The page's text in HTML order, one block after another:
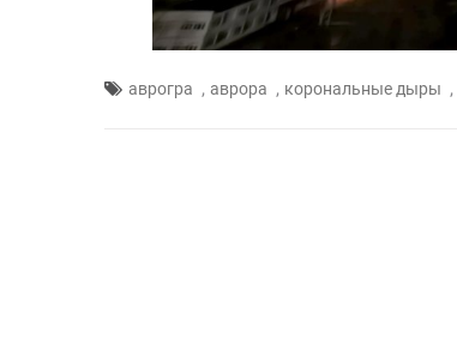
аврогра , аврора , корональные дыры ,